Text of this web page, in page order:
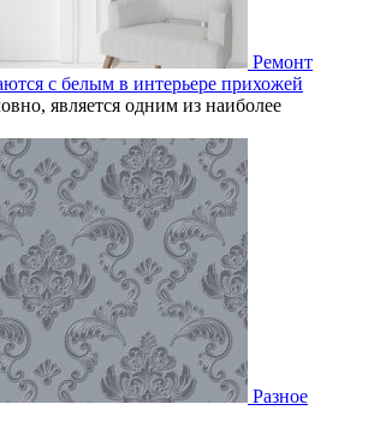
Ремонт
с белым в интерьере прихожей
является одним из наиболее
Разное